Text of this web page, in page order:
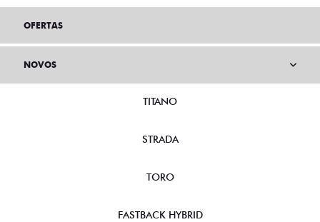
OFERTAS
NOVOS
TITANO
STRADA
TORO
FASTBACK HYBRID